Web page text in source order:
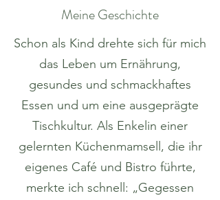
Meine Geschichte
Schon als Kind drehte sich für mich
das Leben um Ernährung,
gesundes und schmackhaftes
Essen und um eine ausgeprägte
Tischkultur. Als Enkelin einer
gelernten Küchenmamsell, die ihr
eigenes Café und Bistro führte,
merkte ich schnell: „Gegessen